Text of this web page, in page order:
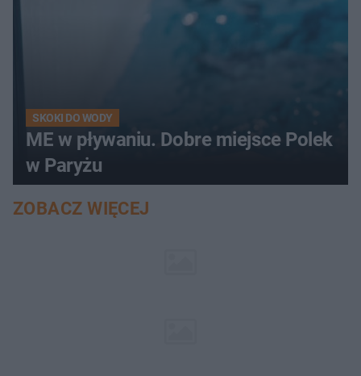
SKOKI DO WODY
ME w pływaniu. Dobre miejsce Polek
w Paryżu
ZOBACZ WIĘCEJ